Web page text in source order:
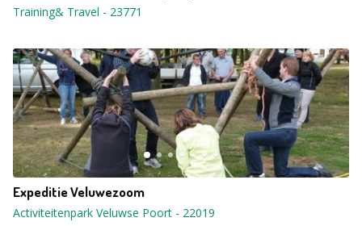
Training& Travel - 23771
Expeditie Veluwezoom
Activiteitenpark Veluwse Poort - 22019